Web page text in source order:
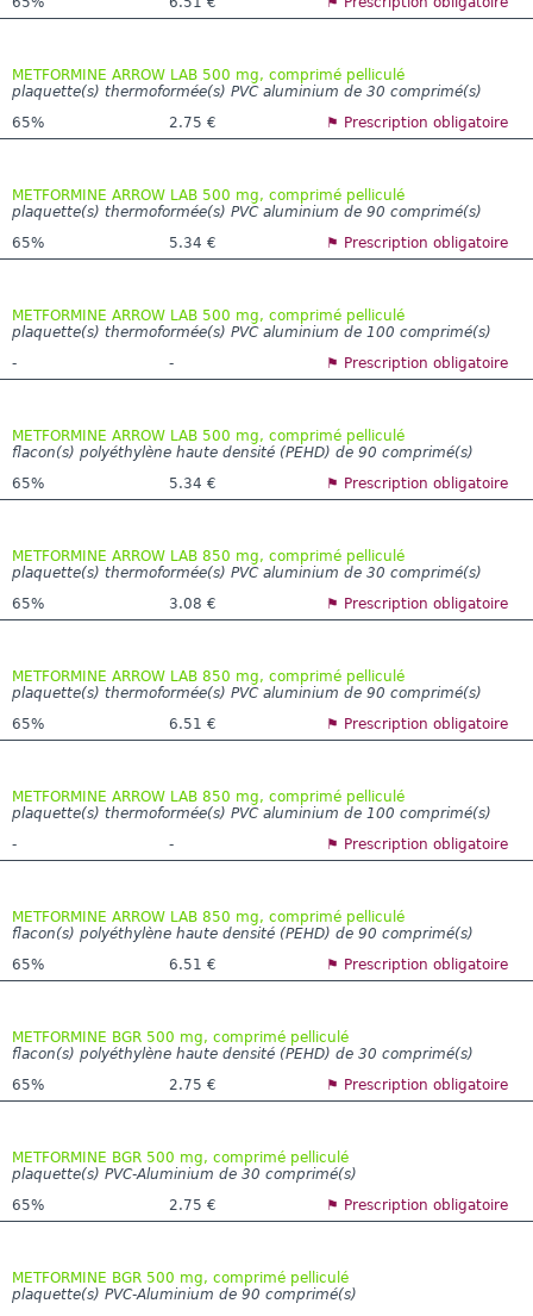
METFORMINE ARROW LAB 500 mg, comprimé pelliculé
plaquette(s) thermoformée(s) PVC aluminium de 30 comprimé(s)
65%
2.75 € ⚑ Prescription obligatoire
METFORMINE ARROW LAB 500 mg, comprimé pelliculé
plaquette(s) thermoformée(s) PVC aluminium de 90 comprimé(s)
65%
5.34 € ⚑ Prescription obligatoire
METFORMINE ARROW LAB 500 mg, comprimé pelliculé
plaquette(s) thermoformée(s) PVC aluminium de 100 comprimé(s)
-
- ⚑ Prescription obligatoire
METFORMINE ARROW LAB 500 mg, comprimé pelliculé
flacon(s) polyéthylène haute densité (PEHD) de 90 comprimé(s)
65%
5.34 € ⚑ Prescription obligatoire
METFORMINE ARROW LAB 850 mg, comprimé pelliculé
plaquette(s) thermoformée(s) PVC aluminium de 30 comprimé(s)
65%
3.08 € ⚑ Prescription obligatoire
METFORMINE ARROW LAB 850 mg, comprimé pelliculé
plaquette(s) thermoformée(s) PVC aluminium de 90 comprimé(s)
65%
6.51 € ⚑ Prescription obligatoire
METFORMINE ARROW LAB 850 mg, comprimé pelliculé
plaquette(s) thermoformée(s) PVC aluminium de 100 comprimé(s)
-
- ⚑ Prescription obligatoire
METFORMINE ARROW LAB 850 mg, comprimé pelliculé
flacon(s) polyéthylène haute densité (PEHD) de 90 comprimé(s)
65%
6.51 € ⚑ Prescription obligatoire
METFORMINE BGR 500 mg, comprimé pelliculé
flacon(s) polyéthylène haute densité (PEHD) de 30 comprimé(s)
65%
2.75 € ⚑ Prescription obligatoire
METFORMINE BGR 500 mg, comprimé pelliculé
plaquette(s) PVC-Aluminium de 30 comprimé(s)
65%
2.75 € ⚑ Prescription obligatoire
METFORMINE BGR 500 mg, comprimé pelliculé
plaquette(s) PVC-Aluminium de 90 comprimé(s)